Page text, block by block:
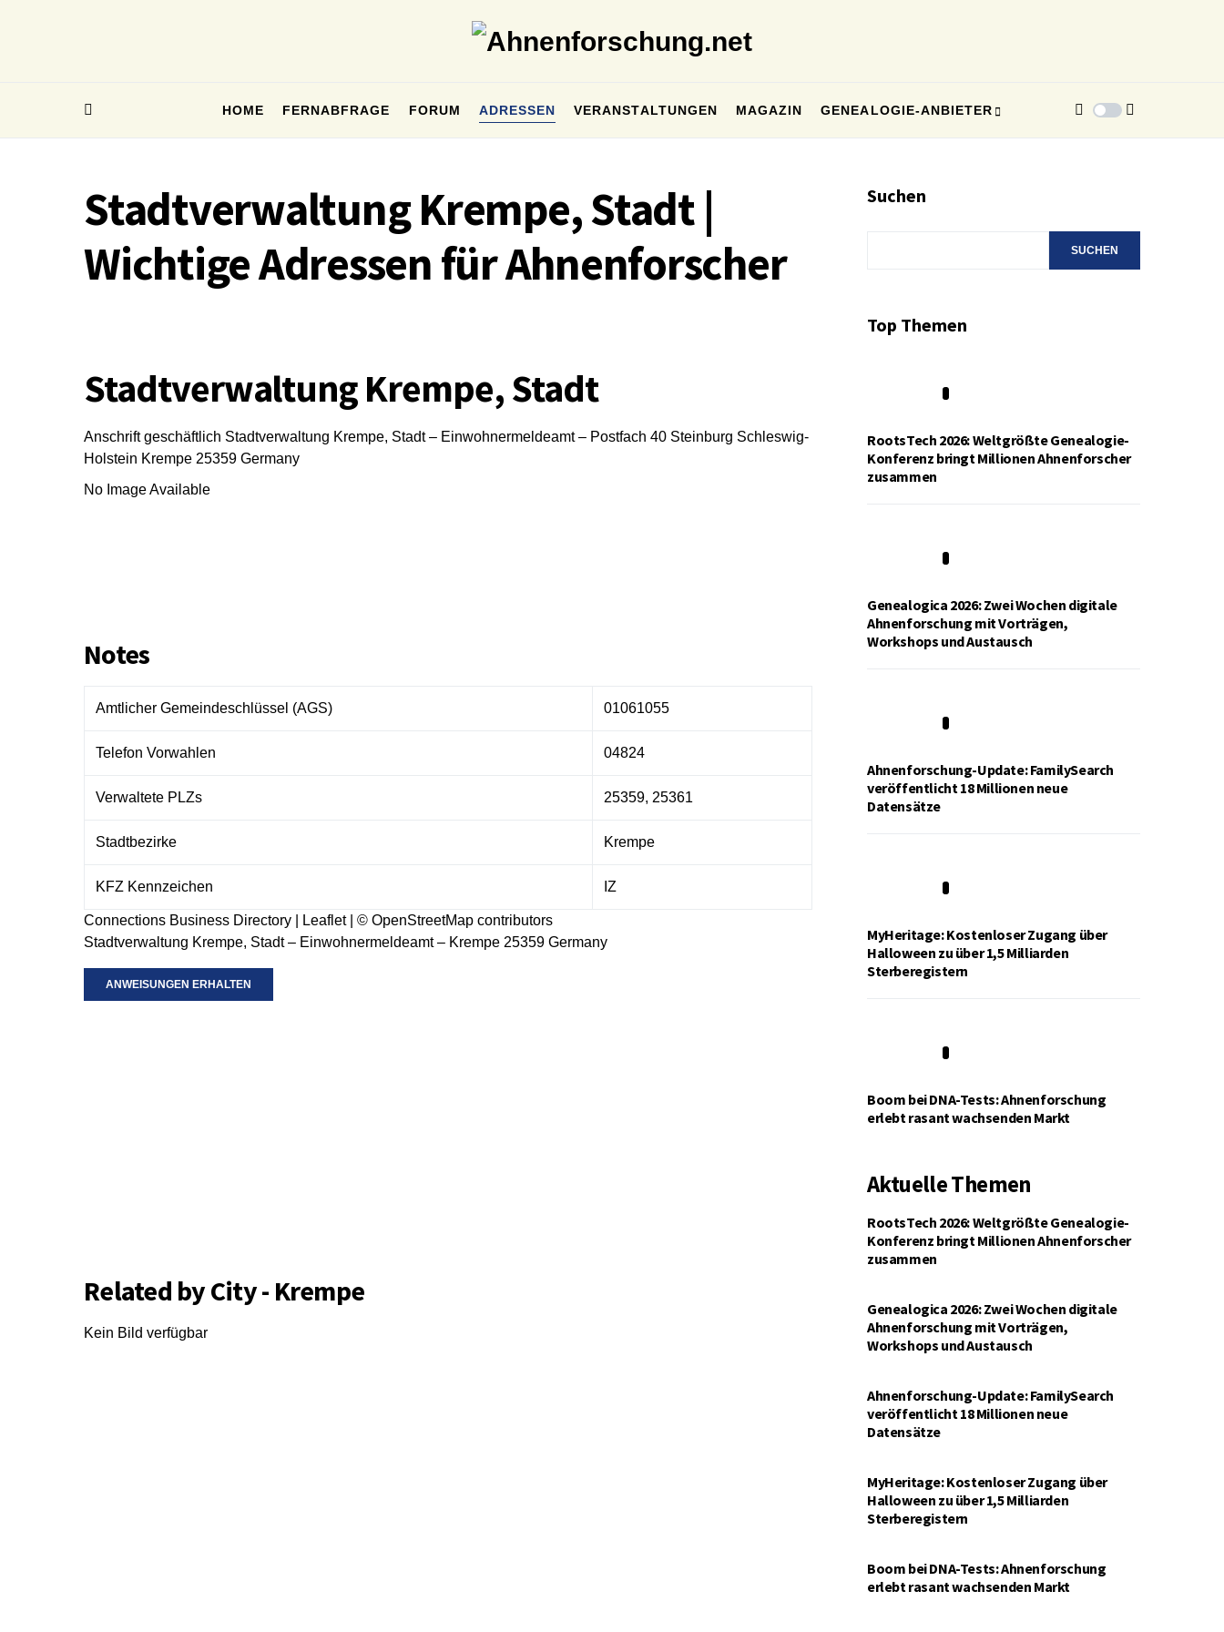
HOME FERNABFRAGE FORUM ADRESSEN VERANSTALTUNGEN MAGAZIN GENEALOGIE-ANBIETER
Stadtverwaltung Krempe, Stadt |
Wichtige Adressen für Ahnenforscher
Stadtverwaltung Krempe, Stadt
Anschrift geschäftlich Stadtverwaltung Krempe, Stadt – Einwohnermeldeamt – Postfach 40 Steinburg Schleswig-
Holstein Krempe 25359 Germany
No Image Available
Notes
Amtlicher Gemeindeschlüssel (AGS) 01061055
Telefon Vorwahlen 04824
Verwaltete PLZs 25359, 25361
Stadtbezirke Krempe
KFZ Kennzeichen IZ
Connections Business Directory Leaflet| © OpenStreetMap contributors
Stadtverwaltung Krempe, Stadt – Einwohnermeldeamt – Krempe 25359 Germany
ANWEISUNGEN ERHALTEN
Related by City - Krempe
Kein Bild verfügbar
Suchen
SUCHEN
Top Themen
RootsTech 2026: Weltgrößte Genealogie-
Konferenz bringt Millionen Ahnenforscher
zusammen
Genealogica 2026: Zwei Wochen digitale
Ahnenforschung mit Vorträgen,
Workshops und Austausch
Ahnenforschung-Update: FamilySearch
veröffentlicht 18 Millionen neue
Datensätze
MyHeritage: Kostenloser Zugang über
Halloween zu über 1,5 Milliarden
Sterberegistern
Boom bei DNA-Tests: Ahnenforschung
erlebt rasant wachsenden Markt
Aktuelle Themen
RootsTech 2026: Weltgrößte Genealogie-
Konferenz bringt Millionen Ahnenforscher
zusammen
Genealogica 2026: Zwei Wochen digitale
Ahnenforschung mit Vorträgen,
Workshops und Austausch
Ahnenforschung-Update: FamilySearch
veröffentlicht 18 Millionen neue
Datensätze
MyHeritage: Kostenloser Zugang über
Halloween zu über 1,5 Milliarden
Sterberegistern
Boom bei DNA-Tests: Ahnenforschung
erlebt rasant wachsenden Markt